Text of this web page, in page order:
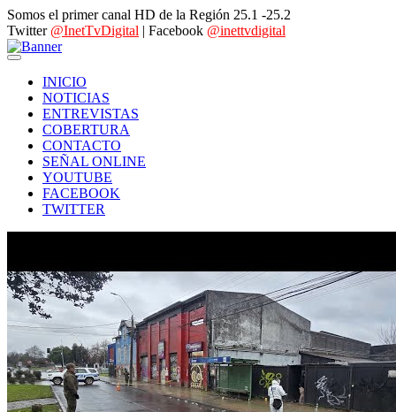
Somos el primer canal HD de la Región 25.1 -25.2
Twitter @InetTvDigital | Facebook @inettvdigital
INICIO
NOTICIAS
ENTREVISTAS
COBERTURA
CONTACTO
SEÑAL ONLINE
YOUTUBE
FACEBOOK
TWITTER